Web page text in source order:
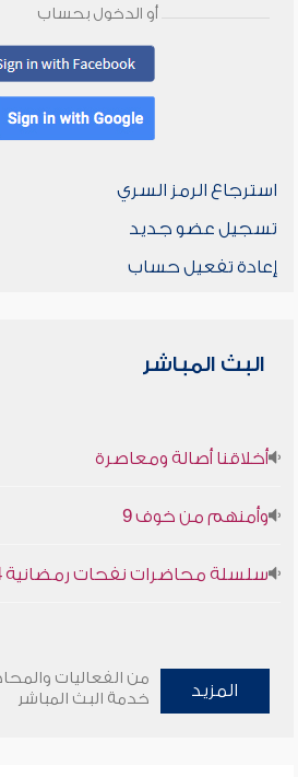
أو الدخول بحساب
استرجاع الرمز السري
تسجيل عضو جديد
إعادة تفعيل حساب
البث المباشر
أخلاقنا أصالة ومعاصرة
وأمنهم من خوف 9
سلسلة محاضرات نفحات رمضانية 1444هـ
المزيد
من الفعاليات
خدمة البث المباشر